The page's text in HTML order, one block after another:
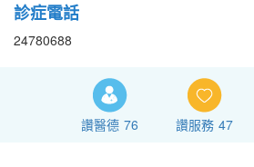
診症電話
24780688
讚醫德 76 讚服務 47